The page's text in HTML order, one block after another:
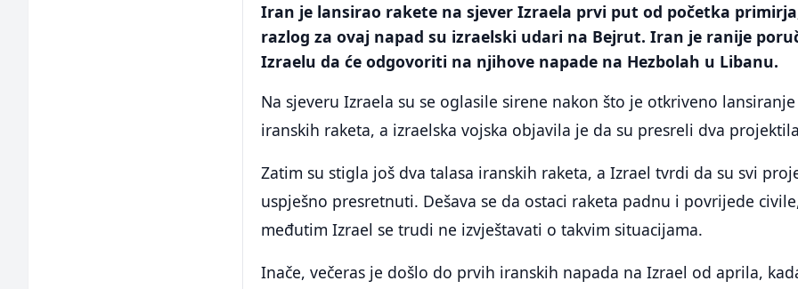
Iran je lansirao rakete na sjever Izraela prvi put od početka
razlog za ovaj napad su izraelski udari na Bejrut. Iran je ranije
Izraelu da će odgovoriti na njihove napade na Hezbolah u Libanu.
Na sjeveru Izraela su se oglasile sirene nakon što je otkriveno lansiranje
iranskih raketa, a izraelska vojska objavila je da su presreli dva
Zatim su stigla još dva talasa iranskih raketa, a Izrael tvrdi da su svi
uspješno presretnuti. Dešava se da ostaci raketa padnu i povrijede
međutim Izrael se trudi ne izvještavati o takvim situacijama.
Inače, večeras je došlo do prvih iranskih napada na Izrael od aprila,